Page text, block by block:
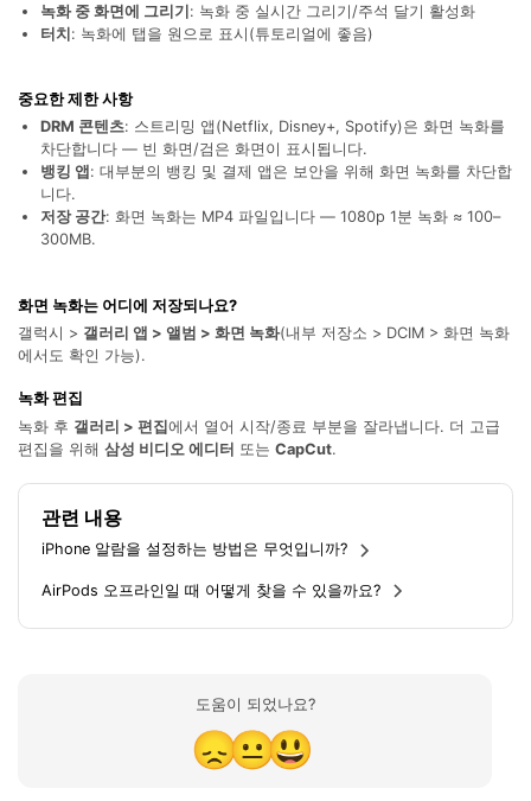
녹화 중 화면에 그리기: 녹화 중 실시간 그리기/주석 달기 활성화
터치: 녹화에 탭을 원으로 표시(튜토리얼에 좋음)
중요한 제한 사항
DRM 콘텐츠: 스트리밍 앱(Netflix, Disney+, Spotify)은 화면 녹화를
차단합니다 — 빈 화면/검은 화면이 표시됩니다.
뱅킹 앱 : 대부분의 뱅킹 및 결제 앱은 보안을 위해 화면 녹화를 차단합
니다.
저장 공간: 화면 녹화는 MP4 파일입니다 — 1080p 1분 녹화 ≈ 100–
300MB.
화면 녹화는 어디에 저장되나요?
갤럭시 > 갤러리 앱 > 앨범 > 화면 녹화(내부 저장소 > DCIM > 화면 녹화
에서도 확인 가능).
녹화 편집
녹화 후 갤러리 > 편집 에서 열어 시작/종료 부분을 잘라냅니다. 더 고급
편집을 위해 삼성 비디오 에디터 또는 CapCut.
관련 내용
iPhone 알람을 설정하는 방법은 무엇입니까?
AirPods 오프라인일 때 어떻게 찾을 수 있을까요?
도움이 되었나요?
😞😐😃
닥터폰으로 휴대폰 안전 관리하기
인공 지능,초보자도 손쉽게 사용 가능
휴대폰 잠금 해제,데이터 복구,전송 및 보안 가능
전문가 추천된 사진 및 동영상 복구,카톡 백업 프로
그램